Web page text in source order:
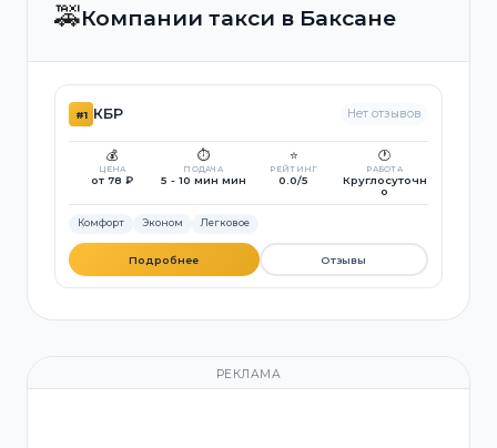
🚕Компании такси в Баксане
#1 КБР Нет отзывов
💰
ЦЕНА
от 78 ₽
⏱️
ПОДАЧА
5 - 10 мин мин
⭐
РЕЙТИНГ
0.0/5
🕐
РАБОТА
Круглосуточн
о
Комфорт Эконом Легковое
Подробнее Отзывы
РЕКЛАМА